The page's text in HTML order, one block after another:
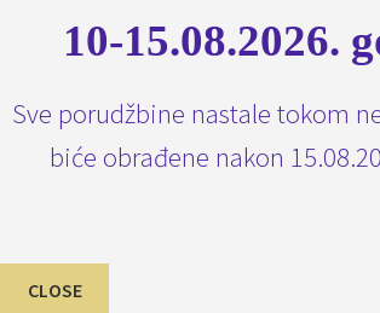
10-15.08.2026.
Sve porudžbine nastale tokom
biće obrađene nakon
CLOSE